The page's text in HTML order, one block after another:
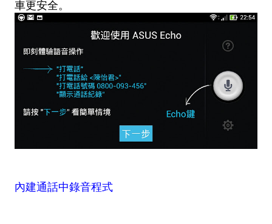
車更安全。
內建通話中錄音程式